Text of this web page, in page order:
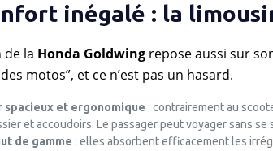
inégalé : la
de la Honda Goldwingrepose aussi sur
motos”, et ce n’est pas un hasard.
spacieux et ergonomique : contrairement au
et accoudoirs. Le passager peut voyager sans se
de gamme : elles absorbent efficacement les